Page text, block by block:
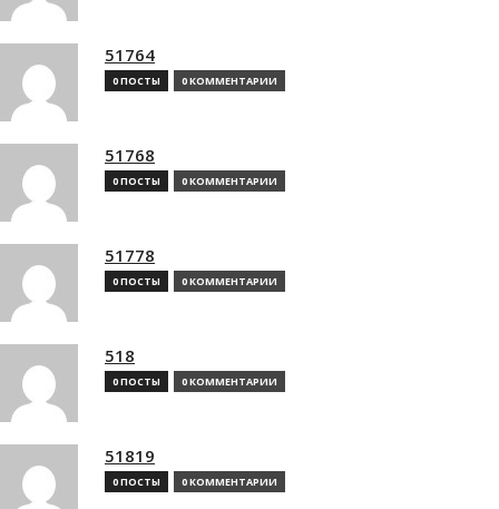
51764
0 ПОСТЫ 0 КОММЕНТАРИИ
51768
0 ПОСТЫ 0 КОММЕНТАРИИ
51778
0 ПОСТЫ 0 КОММЕНТАРИИ
518
0 ПОСТЫ 0 КОММЕНТАРИИ
51819
0 ПОСТЫ 0 КОММЕНТАРИИ